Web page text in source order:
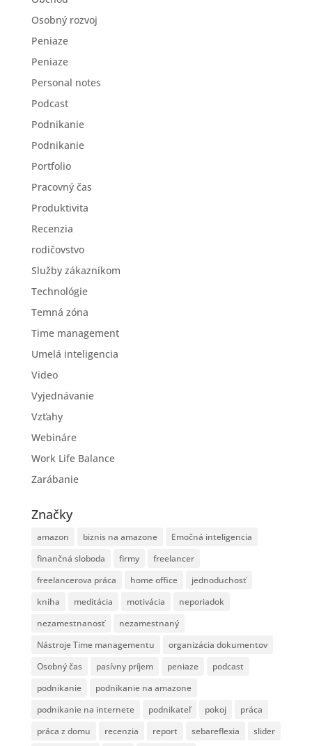
Osobný rozvoj
Peniaze
Peniaze
Personal notes
Podcast
Podnikanie
Podnikanie
Portfolio
Pracovný čas
Produktivita
Recenzia
rodičovstvo
Služby zákazníkom
Technológie
Temná zóna
Time management
Umelá inteligencia
Video
Vyjednávanie
Vzťahy
Webináre
Work Life Balance
Zarábanie
Značky
amazon biznis na amazone
Emočná inteligencia
finančná sloboda
firmy
freelancer
freelancerova práca
home office
jednoduchosť
kniha
meditácia motivácia
neporiadok
nezamestnanosť
nezamestnaný
Nástroje Time managementu
organizácia dokumentov
Osobný čas
pasívny príjem peniaze
podcast
podnikanie
podnikanie na amazone
podnikanie na internete
podnikateľ pokoj
práca
práca z domu
recenzia report sebareflexia
slider